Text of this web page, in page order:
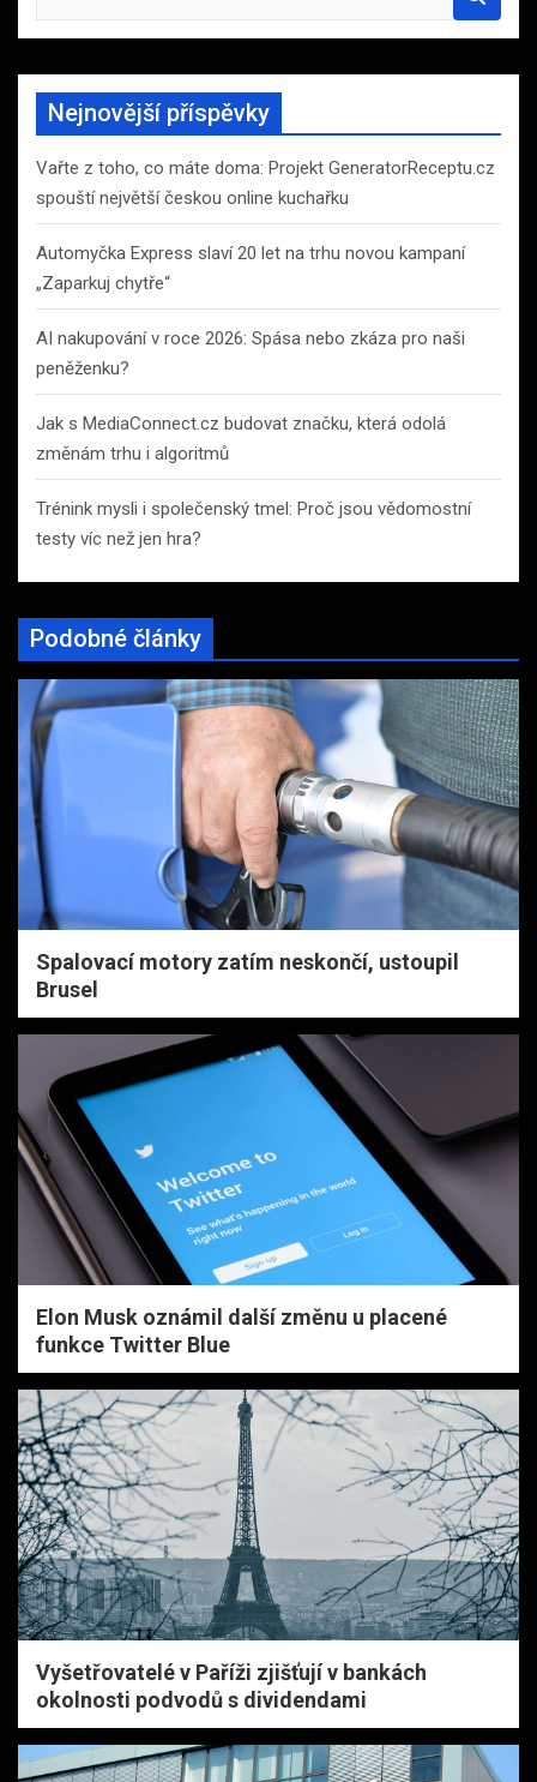
a
r
h
Nejnovější příspěvky
Vařte z toho, co máte doma: Projekt GeneratorReceptu.cz
spouští největší českou online kuchařku
Automyčka Express slaví 20 let na trhu novou kampaní
„Zaparkuj chytře“
AI nakupování v roce 2026: Spása nebo zkáza pro naši
peněženku?
Jak s MediaConnect.cz budovat značku, která odolá
změnám trhu i algoritmů
Trénink mysli i společenský tmel: Proč jsou vědomostní
testy víc než jen hra?
Podobné články
Spalovací motory zatím neskončí, ustoupil
Brusel
Elon Musk oznámil další změnu u placené
funkce Twitter Blue
Vyšetřovatelé v Paříži zjišťují v bankách
okolnosti podvodů s dividendami